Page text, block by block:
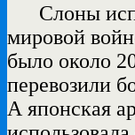
Слоны
мировой
было около
перевозили
А японская